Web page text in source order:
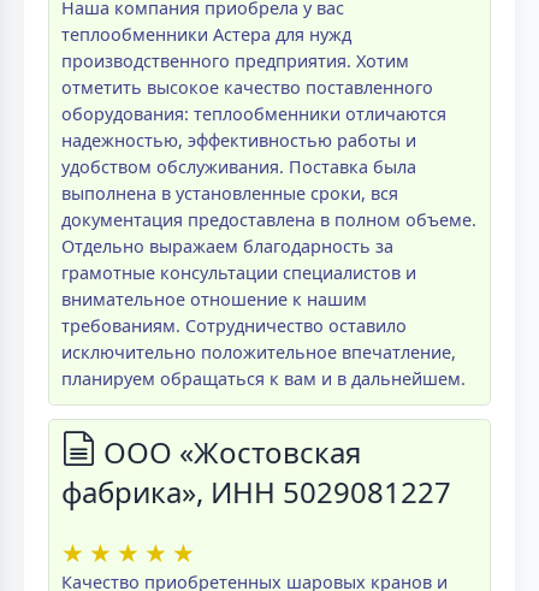
Наша компания приобрела у вас
теплообменники Астера для нужд
производственного предприятия. Хотим
отметить высокое качество поставленного
оборудования: теплообменники отличаются
надежностью, эффективностью работы и
удобством обслуживания. Поставка была
выполнена в установленные сроки, вся
документация предоставлена в полном объеме.
Отдельно выражаем благодарность за
грамотные консультации специалистов и
внимательное отношение к нашим
требованиям. Сотрудничество оставило
исключительно положительное впечатление,
планируем обращаться к вам и в дальнейшем.
ООО «Жостовская
фабрика», ИНН 5029081227
★ ★ ★ ★ ★
Качество приобретенных шаровых кранов и